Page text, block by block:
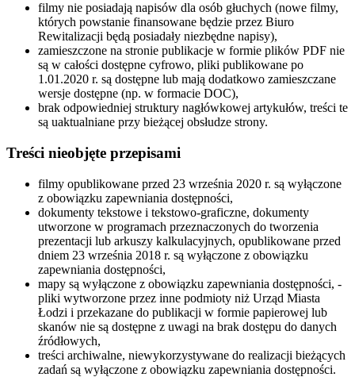
filmy nie posiadają napisów dla osób głuchych (nowe filmy,
których powstanie finansowane będzie przez Biuro
Rewitalizacji będą posiadały niezbędne napisy),
zamieszczone na stronie publikacje w formie plików PDF nie
są w całości dostępne cyfrowo, pliki publikowane po
1.01.2020 r. są dostępne lub mają dodatkowo zamieszczane
wersje dostępne (np. w formacie DOC),
brak odpowiedniej struktury nagłówkowej artykułów, treści te
są uaktualniane przy bieżącej obsłudze strony.
Treści nieobjęte przepisami
filmy opublikowane przed 23 września 2020 r. są wyłączone
z obowiązku zapewniania dostępności,
dokumenty tekstowe i tekstowo-graficzne, dokumenty
utworzone w programach przeznaczonych do tworzenia
prezentacji lub arkuszy kalkulacyjnych, opublikowane przed
dniem 23 września 2018 r. są wyłączone z obowiązku
zapewniania dostępności,
mapy są wyłączone z obowiązku zapewniania dostępności, -
pliki wytworzone przez inne podmioty niż Urząd Miasta
Łodzi i przekazane do publikacji w formie papierowej lub
skanów nie są dostępne z uwagi na brak dostępu do danych
źródłowych,
treści archiwalne, niewykorzystywane do realizacji bieżących
zadań są wyłączone z obowiązku zapewniania dostępności.